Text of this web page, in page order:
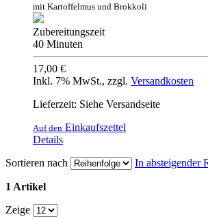
mit Kartoffelmus und Brokkoli
Zubereitungszeit
40 Minuten
17,00 €
Inkl. 7% MwSt., zzgl. Versandkosten
Lieferzeit: Siehe Versandseite
Auf den Einkaufszettel
Details
Sortieren nach
In absteigender
1 Artikel
Zeige